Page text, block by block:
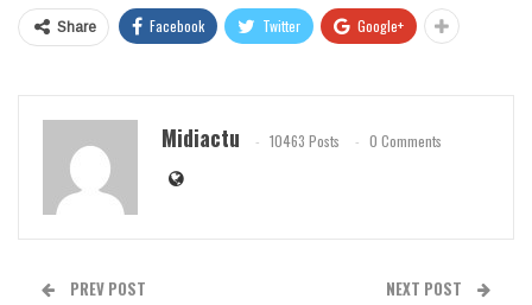
Share Facebook Twitter Google+
Midiactu 10463 Posts 0 Comments
PREV POST NEXT POST